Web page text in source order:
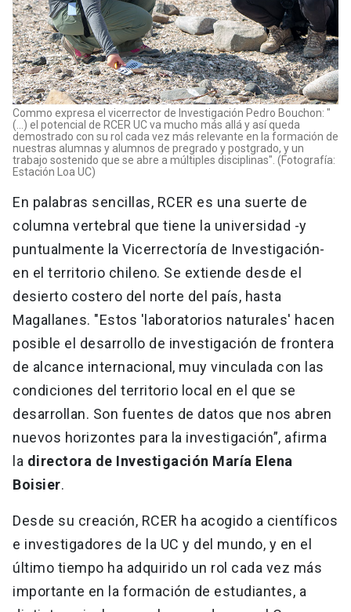
Commo expresa el vicerrector de Investigación Pedro Bouchon: "
(...) el potencial de RCER UC va mucho más allá y así queda
demostrado con su rol cada vez más relevante en la formación de
nuestras alumnas y alumnos de pregrado y postgrado, y un
trabajo sostenido que se abre a múltiples disciplinas". (Fotografía:
Estación Loa UC)
En palabras sencillas, RCER es una suerte de
columna vertebral que tiene la universidad -y
puntualmente la Vicerrectoría de Investigación-
en el territorio chileno. Se extiende desde el
desierto costero del norte del país, hasta
Magallanes. "Estos 'laboratorios naturales' hacen
posible el desarrollo de investigación de frontera
de alcance internacional, muy vinculada con las
condiciones del territorio local en el que se
desarrollan. Son fuentes de datos que nos abren
nuevos horizontes para la investigación”, afirma
la directora de Investigación María Elena
Boisier.
Desde su creación, RCER ha acogido a científicos
e investigadores de la UC y del mundo, y en el
último tiempo ha adquirido un rol cada vez más
importante en la formación de estudiantes, a